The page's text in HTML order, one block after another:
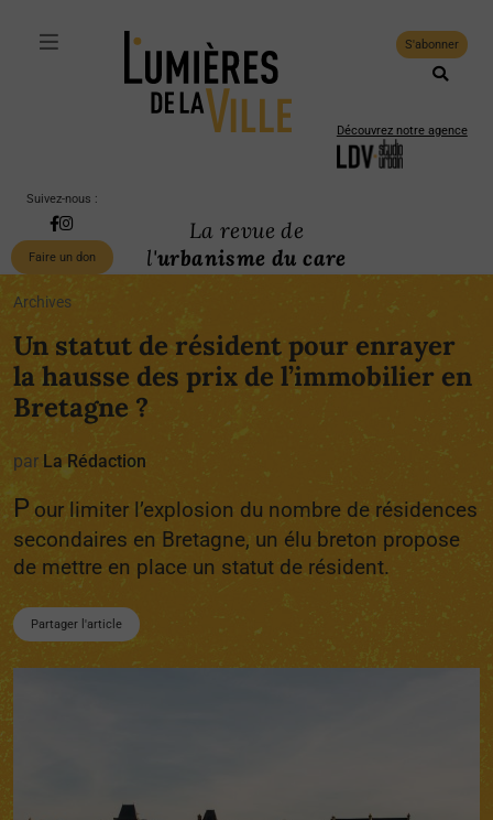
S'abonner
Découvrez notre agence
Suivez-nous :
Faire un don
La revue de
l'urbanisme du care
Archives
Un statut de résident pour enrayer
la hausse des prix de l’immobilier en
Bretagne ?
par La Rédaction
P our limiter l’explosion du nombre de résidences
secondaires en Bretagne, un élu breton propose
de mettre en place un statut de résident.
Partager l'article